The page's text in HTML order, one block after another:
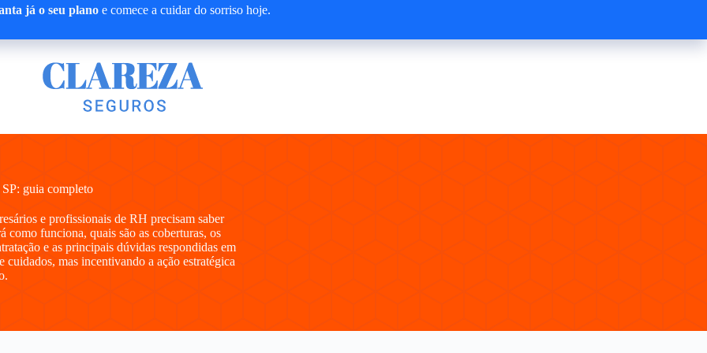
já o seu planoe comece a cuidar do sorriso hoje.
guia completo
e profissionais de RH precisam saber
como funciona, quais são as coberturas, os
e as principais dúvidas respondidas em
mas incentivando a ação estratégica